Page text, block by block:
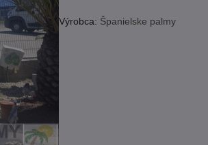
Výrobca: Španielske palmy